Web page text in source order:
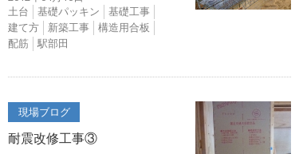
土台
基礎パッキン
基礎工事
建て方
新築工事
構造用合板
配筋
駅部田
現場ブログ
耐震改修工事③